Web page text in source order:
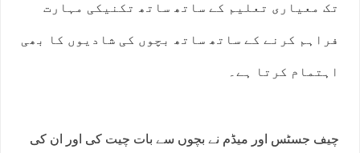
تک معیاری تعلیم کے ساتھ ساتھ تکنیکی مہارت
فراہم کرنے کے ساتھ ساتھ بچوں کی شادیوں کا بھی
اہتمام کرتا ہے۔
چیف جسٹس اور میڈم نے بچوں سے بات چیت کی اور ان کی